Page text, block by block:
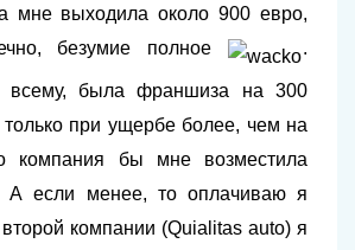
мне выходила около 900 евро,
безумие полное
.
всему, была франшиза на 300
только при ущербе более, чем на
компания бы мне возместила
А если менее, то оплачиваю я
компании (Quialitas auto) я